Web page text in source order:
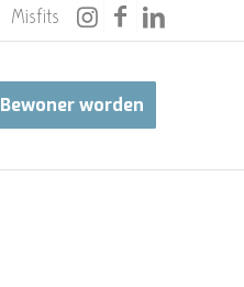
Misfits
Bewoner worden